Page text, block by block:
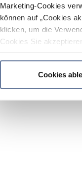
Marketing-Cookies
können auf „Cookies
klicken, um die
Cookies Sie
Cookies